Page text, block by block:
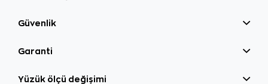
Güvenlik
Garanti
Yüzük ölçü değişimi